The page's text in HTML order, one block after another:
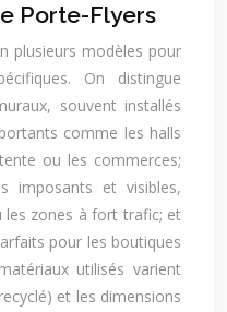
Porte-Flyers
plusieurs modèles pour
On distingue
souvent installés
comme les halls
ou les commerces;
imposants et visibles,
les zones à fort trafic; et
pour les boutiques
utilisés varient
et les dimensions